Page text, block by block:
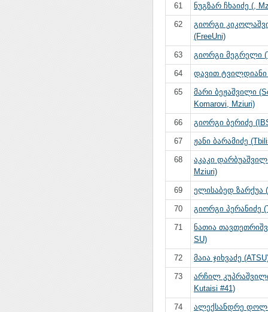
61 ნუგზარ ჩხაიძე (,
62
გიორგი
(FreeUni)
63 გიორგი მეგრელი
64 დავით ტვილდიანი
65
მარი ბეჟაშვილი
Komarovi, Mziuri)
66 გიორგი ბერიძე
67 ჟანი ბარამიძე
68
აკაკი
Mziuri)
69 ელისაბედ ზარქუა
70 გიორგი პერანიძე
71
ნათია
SU)
72 მაია ჯიხვაძე
73
არჩილ
Kutaisi #41)
74 ალექსანდრე